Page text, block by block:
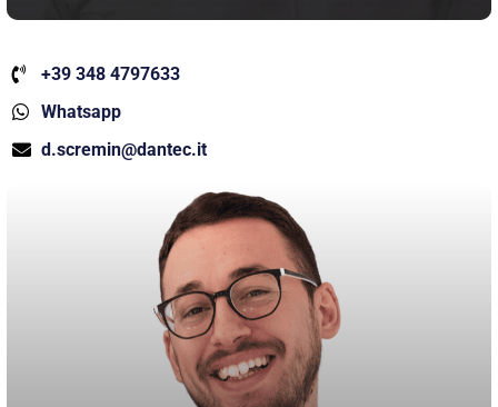
+39 348 4797633
Whatsapp
d.scremin@dantec.it